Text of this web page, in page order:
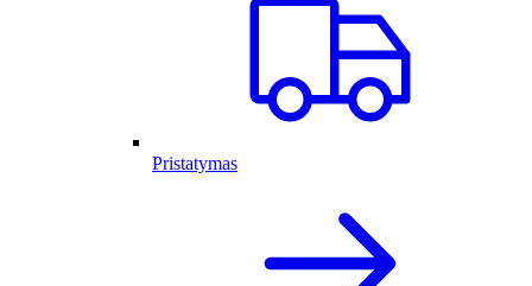
Pristatymas